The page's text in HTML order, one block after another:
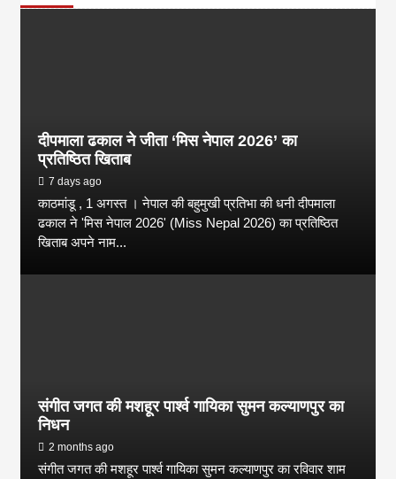
दीपमाला ढकाल ने जीता ‘मिस नेपाल 2026’ का
प्रतिष्ठित खिताब
7 days ago
काठमांडू , 1 अगस्त । नेपाल की बहुमुखी प्रतिभा की धनी दीपमाला
ढकाल ने 'मिस नेपाल 2026' (Miss Nepal 2026) का प्रतिष्ठित
खिताब अपने नाम...
संगीत जगत की मशहूर पार्श्व गायिका सुमन कल्याणपुर का
निधन
2 months ago
संगीत जगत की मशहूर पार्श्व गायिका सुमन कल्याणपुर का रविवार शाम